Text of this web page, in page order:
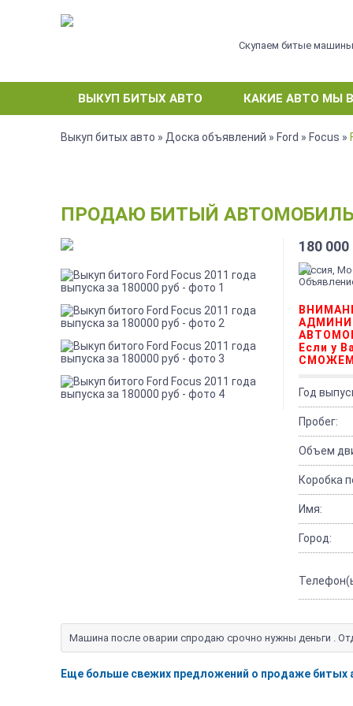
Скупаем битые
ВЫКУП БИТЫХ АВТО КАКИЕ АВТО МЫ
Выкуп битых авто » Доска объявлений » Ford » Focus »
ПРОДАЮ БИТЫЙ АВТОМОБИЛЬ
180 000
Россия,
Если у
Год
Пробег:
Объем
Коробка
Имя:
Город:
Машина после оварии спродаю срочно нужны деньги .
Еще больше свежих предложений о продаже битых